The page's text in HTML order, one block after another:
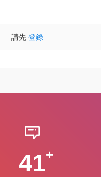
請先 登錄
41